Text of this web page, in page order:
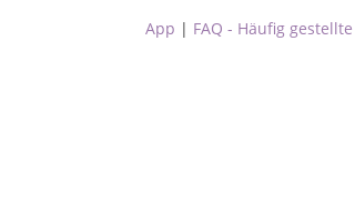
App | FAQ - Häufig